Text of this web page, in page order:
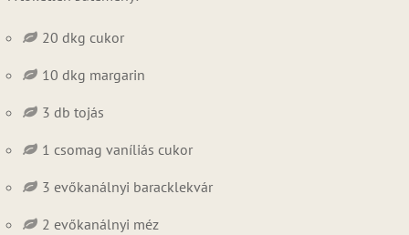
20 dkg cukor
10 dkg margarin
3 db tojás
1 csomag vaníliás cukor
3 evőkanálnyi baracklekvár
2 evőkanálnyi méz